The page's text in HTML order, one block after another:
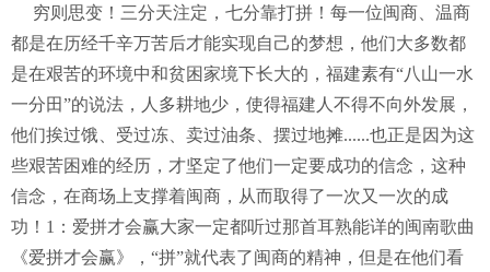
穷则思变！三分天注定，七分靠打拼！每一位闽商、温商
都是在历经千辛万苦后才能实现自己的梦想，他们大多数都
是在艰苦的环境中和贫困家境下长大的，福建素有“八山一水
一分田”的说法，人多耕地少，使得福建人不得不向外发展，
他们挨过饿、受过冻、卖过油条、摆过地摊......也正是因为这
些艰苦困难的经历，才坚定了他们一定要成功的信念，这种
信念，在商场上支撑着闽商，从而取得了一次又一次的成
功！1：爱拼才会赢大家一定都听过那首耳熟能详的闽南歌曲
《爱拼才会赢》，“拼”就代表了闽商的精神，但是在他们看